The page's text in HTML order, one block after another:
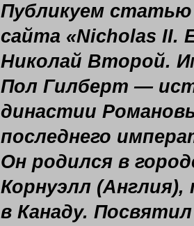
Публикуем статью
сайта «Nicholas II.
Николай Второй.
Пол Гилберт —
династии
последнего
Он родился в
Корнуэлл
в Канаду.